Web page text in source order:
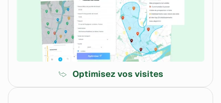
Optimisez vos visites